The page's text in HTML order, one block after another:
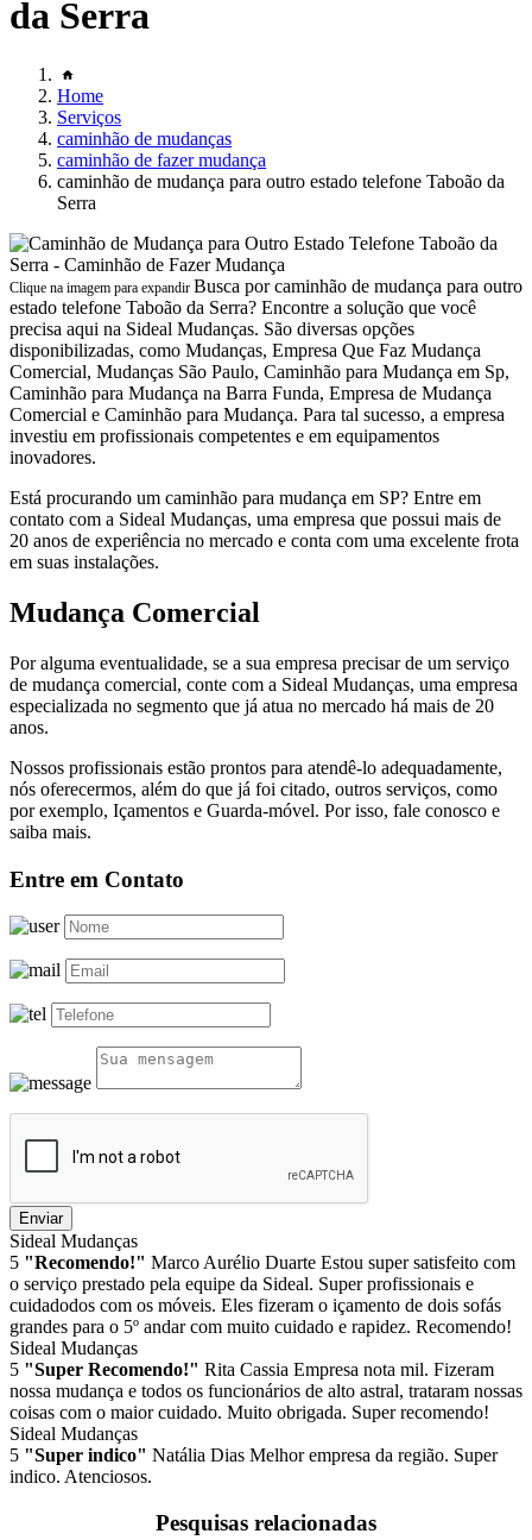
da Serra
Home
Serviços
caminhão de mudanças
caminhão de fazer mudança
caminhão de mudança para outro estado telefone Taboão da
Serra
Clique na imagem para expandir Busca por caminhão de mudança para outro
estado telefone Taboão da Serra? Encontre a solução que você
precisa aqui na Sideal Mudanças. São diversas opções
disponibilizadas, como Mudanças, Empresa Que Faz Mudança
Comercial, Mudanças São Paulo, Caminhão para Mudança em Sp,
Caminhão para Mudança na Barra Funda, Empresa de Mudança
Comercial e Caminhão para Mudança. Para tal sucesso, a empresa
investiu em profissionais competentes e em equipamentos
inovadores.
Está procurando um caminhão para mudança em SP? Entre em
contato com a Sideal Mudanças, uma empresa que possui mais de
20 anos de experiência no mercado e conta com uma excelente frota
em suas instalações.
Mudança Comercial
Por alguma eventualidade, se a sua empresa precisar de um serviço
de mudança comercial, conte com a Sideal Mudanças, uma empresa
especializada no segmento que já atua no mercado há mais de 20
anos.
Nossos profissionais estão prontos para atendê-lo adequadamente,
nós oferecermos, além do que já foi citado, outros serviços, como
por exemplo, Içamentos e Guarda-móvel. Por isso, fale conosco e
saiba mais.
Entre em Contato
Enviar
Sideal Mudanças
5 "Recomendo!" Marco Aurélio Duarte Estou super satisfeito com
o serviço prestado pela equipe da Sideal. Super profissionais e
cuidadodos com os móveis. Eles fizeram o içamento de dois sofás
grandes para o 5º andar com muito cuidado e rapidez. Recomendo!
Sideal Mudanças
5 "Super Recomendo!" Rita Cassia Empresa nota mil. Fizeram
nossa mudança e todos os funcionários de alto astral, trataram nossas
coisas com o maior cuidado. Muito obrigada. Super recomendo!
Sideal Mudanças
5 "Super indico" Natália Dias Melhor empresa da região. Super
indico. Atenciosos.
Pesquisas relacionadas